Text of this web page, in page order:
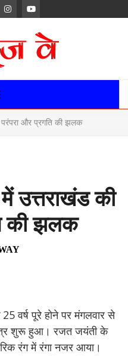
और प्रगति की झलक
उत्तराखंड की
की झलक
वर्ष पूरे होने पर मंगलवार से
सत्र शुरू हुआ। रजत जयंती के
रंग में रंगा नजर आया।